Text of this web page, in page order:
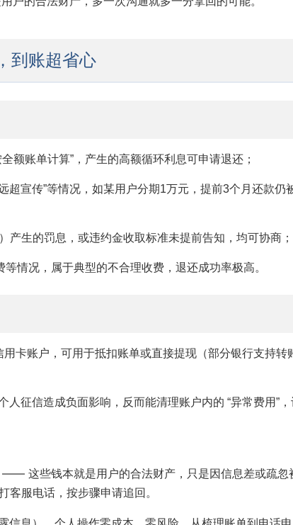
到账超省心
额账单计算”，产生的高额循环利息可申请退还；
超宣传”等情况，如某用户分期1万元，提前3个月还款仍
产生的罚息，或违约金收取标准未提前告知，均可协商；
情况，属于典型的不合理收费，退还成功率极高。
卡账户，可用于抵扣账单或直接提现（部分银行支持转
人征信造成负面影响，反而能清理账户内的 “异常费用”
这些钱本就是用户的合法财产，只是因信息差或疏忽
客服电话，按步骤申请追回。